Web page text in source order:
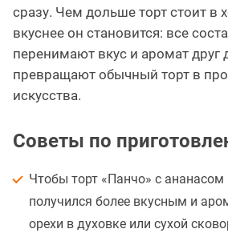
сразу. Чем дольше торт стоит в
вкуснее он становится: все
перенимают вкус и аромат друг
превращают обычный торт в
искусства.
Советы по
Чтобы торт «Панчо» с
получился более вкусным и
орехи в духовке или сухой